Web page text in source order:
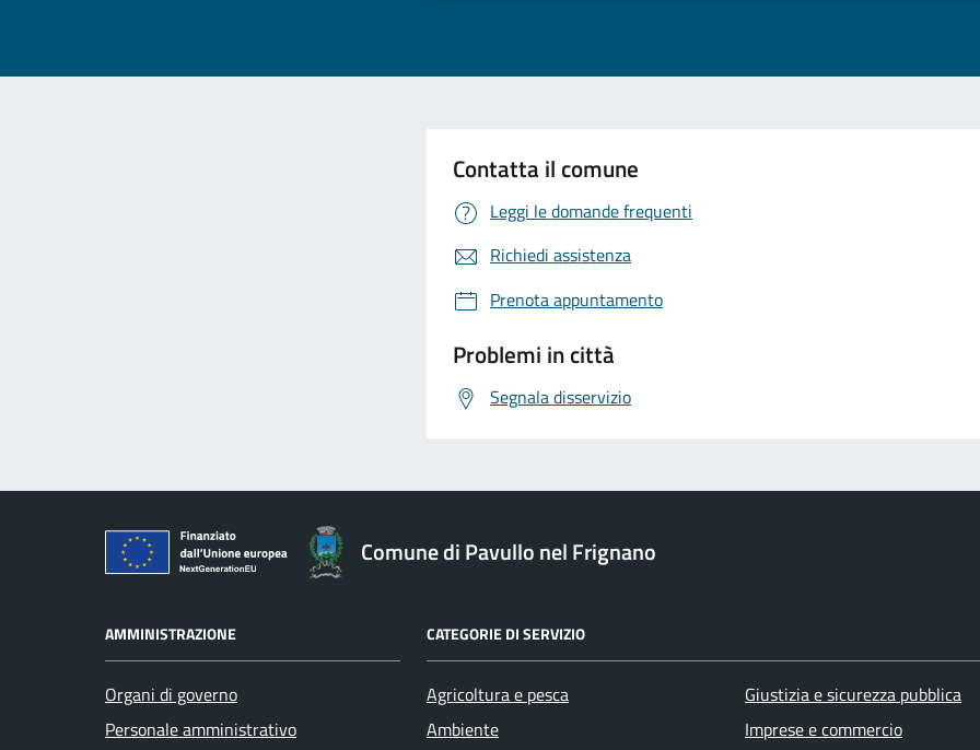
Contatta il comune
Leggi le domande frequenti
Richiedi assistenza
Prenota appuntamento
Problemi in città
Segnala disservizio
Comune di Pavullo nel Frignano
AMMINISTRAZIONE
Organi di governo
Personale amministrativo
CATEGORIE DI SERVIZIO
Agricoltura e pesca
Ambiente
Giustizia e sicurezza pubblica
Imprese e commercio